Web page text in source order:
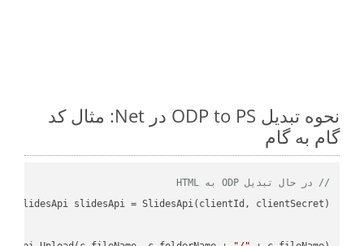
نحوه تبدیل ODP to PS در Net: مثال کد
گام به گام
// در حال تبدیل ODP به HTML